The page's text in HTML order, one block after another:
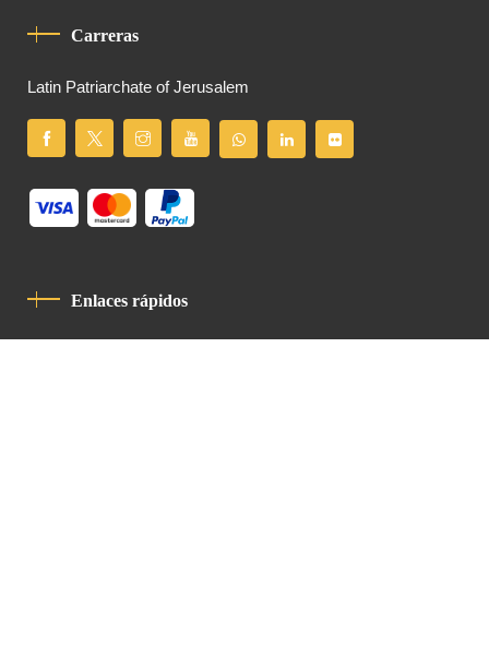
Carreras
Latin Patriarchate of Jerusalem
Enlaces rápidos